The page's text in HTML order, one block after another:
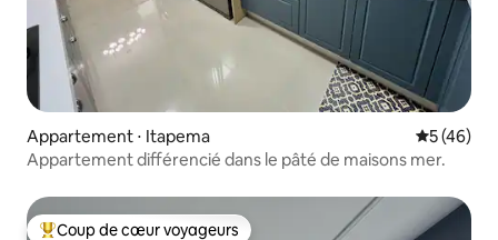
Appartement ⋅ Itapema
5 (46)
Appartement différencié dans le pâté de maisons mer.
Coup de cœur voyageurs